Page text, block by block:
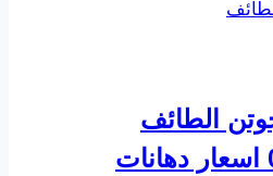
الطائف
0565725648 اسعار دهانات